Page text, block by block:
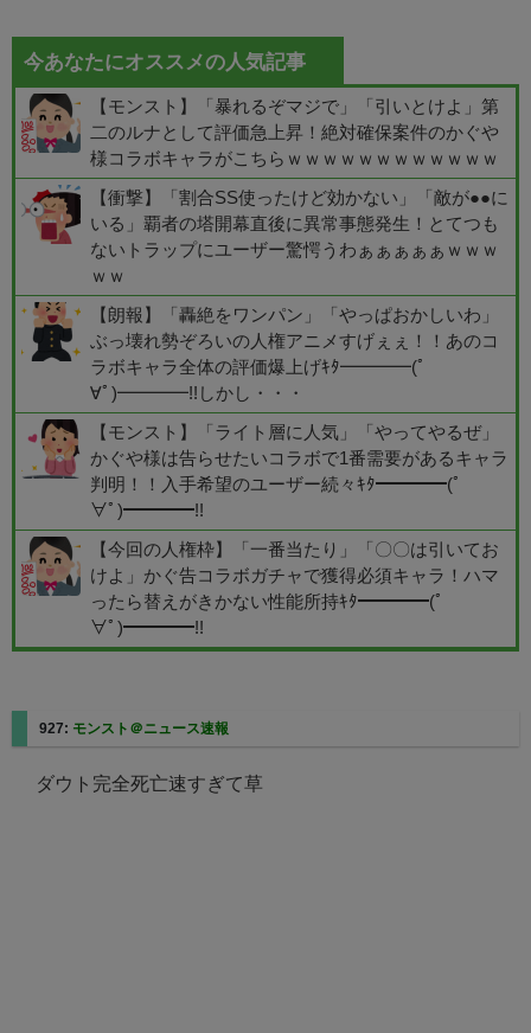
今あなたにオススメの人気記事
【モンスト】「暴れるぞマジで」「引いとけよ」第
二のルナとして評価急上昇！絶対確保案件のかぐや
様コラボキャラがこちらｗｗｗｗｗｗｗｗｗｗｗｗ
【衝撃】「割合SS使ったけど効かない」「敵が●●に
いる」覇者の塔開幕直後に異常事態発生！とてつも
ないトラップにユーザー驚愕うわぁぁぁぁぁｗｗｗ
ｗｗ
【朗報】「轟絶をワンパン」「やっぱおかしいわ」
ぶっ壊れ勢ぞろいの人権アニメすげぇぇ！！あのコ
ラボキャラ全体の評価爆上げｷﾀ━━━━(ﾟ
∀ﾟ)━━━━!!しかし・・・
【モンスト】「ライト層に人気」「やってやるぜ」
かぐや様は告らせたいコラボで1番需要があるキャラ
判明！！入手希望のユーザー続々ｷﾀ━━━━(ﾟ
∀ﾟ)━━━━!!
【今回の人権枠】「一番当たり」「〇〇は引いてお
けよ」かぐ告コラボガチャで獲得必須キャラ！ハマ
ったら替えがきかない性能所持ｷﾀ━━━━(ﾟ
∀ﾟ)━━━━!!
927: モンスト＠ニュース速報
ダウト完全死亡速すぎて草